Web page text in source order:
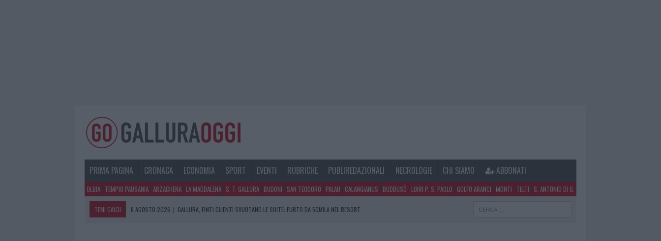
PRIMA PAGINA CRONACA ECONOMIA SPORT EVENTI RUBRICHE PUBLIREDAZIONALI NECROLOGIE CHI SIAMO ABBONATI
OLBIA TEMPIO PAUSANIA ARZACHENA LA MADDALENA S. T. GALLURA BUDONI SAN TEODORO PALAU CALANGIANUS BUDDUSÒ LOIRI P. S. PAOLO GOLFO ARANCI MONTI TELTI S. ANTONIO DI G.
TEMI CALDI 6 AGOSTO 2026 | GALLURA, FINTI CLIENTI SVUOTANO LE SUITE: FURTO DA 50MILA NEL RESORT